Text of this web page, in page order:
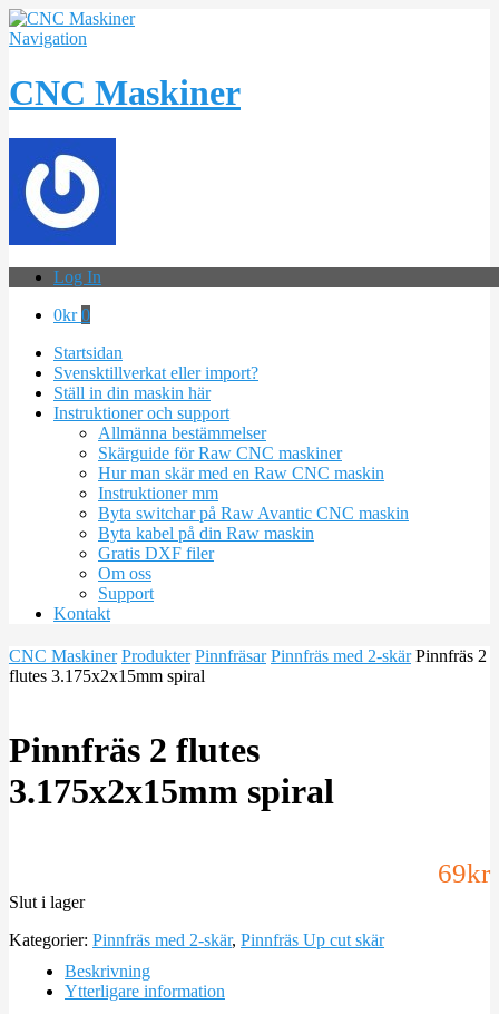
Navigation
CNC Maskiner
Log In
0kr 0
Startsidan
Svensktillverkat eller import?
Ställ in din maskin här
Instruktioner och support
Allmänna bestämmelser
Skärguide för Raw CNC maskiner
Hur man skär med en Raw CNC maskin
Instruktioner mm
Byta switchar på Raw Avantic CNC maskin
Byta kabel på din Raw maskin
Gratis DXF filer
Om oss
Support
Kontakt
CNC Maskiner Produkter Pinnfräsar Pinnfräs med 2-skär Pinnfräs 2
flutes 3.175x2x15mm spiral
Pinnfräs 2 flutes
3.175x2x15mm spiral
69kr
Slut i lager
Kategorier: Pinnfräs med 2-skär, Pinnfräs Up cut skär
Beskrivning
Ytterligare information